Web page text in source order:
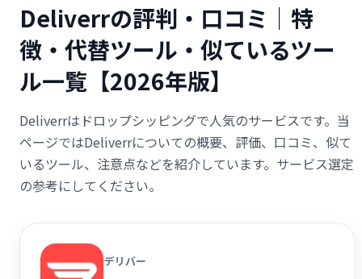
Deliverrの評判・口コミ｜特
徴・代替ツール・似ているツー
ル一覧【2026年版】
Deliverrはドロップシッピングで人気のサービスです。当
ページではDeliverrについての概要、評価、口コミ、似て
いるツール、注意点などを紹介しています。サービス選定
の参考にしてください。
デリバー